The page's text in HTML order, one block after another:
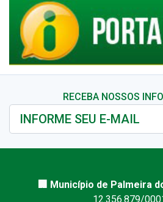
RECEBA NOSSOS
🏢 Município de Palmeira
12.356.879/